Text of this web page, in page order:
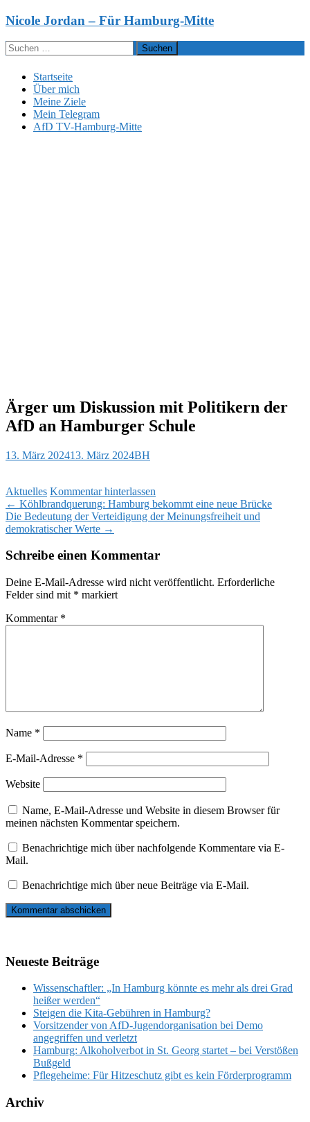
Zum
springen
Nicole Jordan – Für Hamburg-Mitte
Suchen
nach:
Startseite
Über mich
Meine Ziele
Mein Telegram
AfD TV-Hamburg-Mitte
Ärger um Diskussion mit Politikern der
AfD an Hamburger Schule
13. März 202413. März 2024BH
Aktuelles Kommentar hinterlassen
Beitragsnavigation
← Köhlbrandquerung: Hamburg bekommt eine neue Brücke
Die Bedeutung der Verteidigung der Meinungsfreiheit und
demokratischer Werte →
Schreibe einen Kommentar
Deine E-Mail-Adresse wird nicht veröffentlicht. Erforderliche
Felder sind mit * markiert
Kommentar *
Name *
E-Mail-Adresse *
Website
Name, E-Mail-Adresse und Website in diesem Browser für
meinen nächsten Kommentar speichern.
Benachrichtige mich über nachfolgende Kommentare via E-
Mail.
Benachrichtige mich über neue Beiträge via E-Mail.
Neueste Beiträge
Wissenschaftler: „In Hamburg könnte es mehr als drei Grad
heißer werden“
Steigen die Kita-Gebühren in Hamburg?
Vorsitzender von AfD-Jugendorganisation bei Demo
angegriffen und verletzt
Hamburg: Alkoholverbot in St. Georg startet – bei Verstößen
Bußgeld
Pflegeheime: Für Hitzeschutz gibt es kein Förderprogramm
Archiv